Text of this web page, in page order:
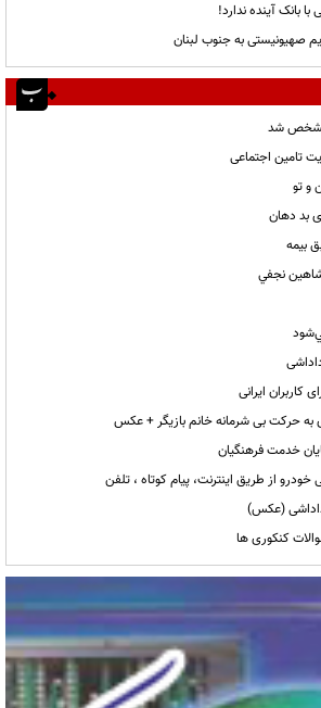
بانک آینده ندارد!
به جنوب لبنان
مشخص شد
تامین اجتماعی
و تو
بیمه
شاهين نجفي
به حرکت بی شرمانه خانم بازیگر + عکس
خودرو از طریق اینترنت، پیام کوتاه ، تلفن
(عکس)
کنکوری ها